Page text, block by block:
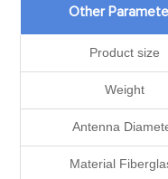
Other
Product size
Weight
Antenna
Material